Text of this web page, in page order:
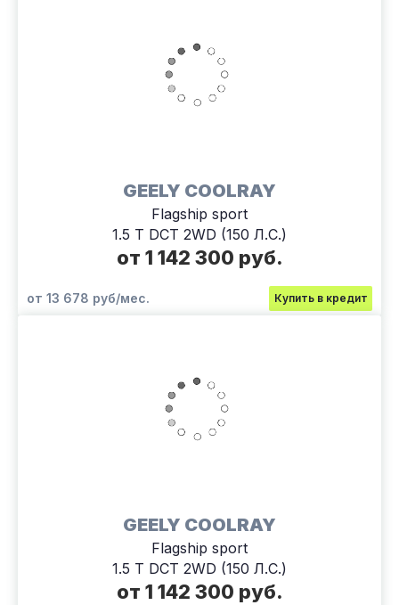
GEELY COOLRAY
Flagship sport
1.5 T DCT 2WD (150 Л.С.)
от 1 142 300 руб.
от 13 678 руб/мес. Купить в кредит
GEELY COOLRAY
Flagship sport
1.5 T DCT 2WD (150 Л.С.)
от 1 142 300 руб.